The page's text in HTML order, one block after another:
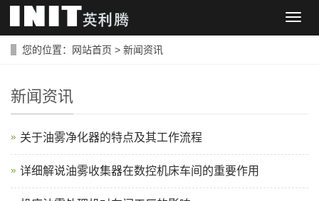
导
您的位置： 网站首页 > 新闻资讯
新闻资讯
关于油雾净化器的特点及其工作流程
详细解说油雾收集器在数控机床车间的重要作用